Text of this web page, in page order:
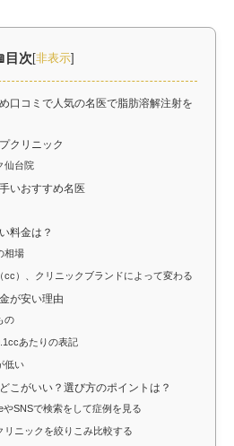
目次 [非表示]
口コミで人気の名医で脂肪溶解注射を
クリニック
仙台院
いおすすめ名医
料金は？
相場
cc）、クリニックブランドによって変わる
が安い理由
の
あたりの表記
低い
こがいい？選び方のポイントは？
SNSで検索をして症例を見る
リニックを絞りこみ比較する